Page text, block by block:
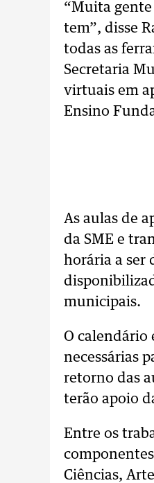
“Muita
tem”, disse
todas as
Secretaria
virtuais em
Ensino
As aulas de
da SME e
horária a ser
municipais.
O calendário
necessárias
retorno das
terão apoio
Entre os
Ciências,